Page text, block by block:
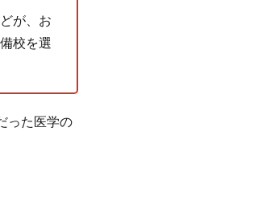
が、お
校を選
った医学の